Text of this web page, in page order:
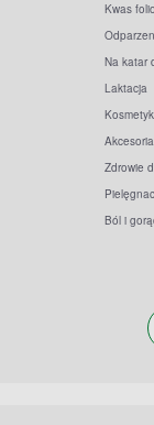
Kwas
Na katar
Laktacja
Zdrowie
Ból i